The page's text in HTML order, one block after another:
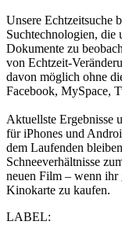
Unsere Echtzeitsuche
Suchtechnologien, die
Dokumente zu
von Echtzeit-
davon möglich ohne
Facebook, MySpace,
Aktuellste Ergebnisse
für iPhones und
dem Laufenden
Schneeverhältnisse
neuen Film – wenn ihr
Kinokarte zu kaufen.
LABEL: